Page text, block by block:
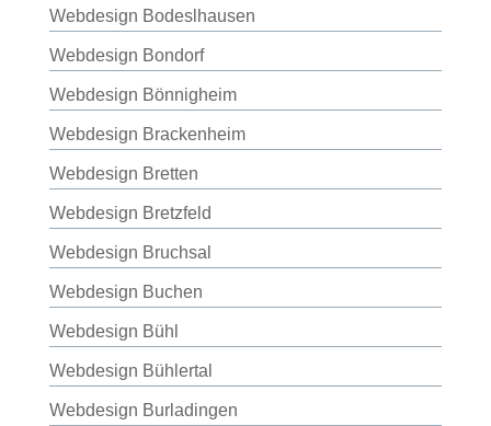
Webdesign Bodeslhausen
Webdesign Bondorf
Webdesign Bönnigheim
Webdesign Brackenheim
Webdesign Bretten
Webdesign Bretzfeld
Webdesign Bruchsal
Webdesign Buchen
Webdesign Bühl
Webdesign Bühlertal
Webdesign Burladingen